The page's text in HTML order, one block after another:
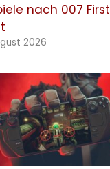
nach 007 First
2026